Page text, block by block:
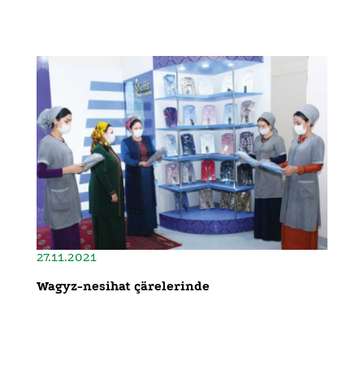
27.11.2021
Wagyz-nesihat çärelerinde